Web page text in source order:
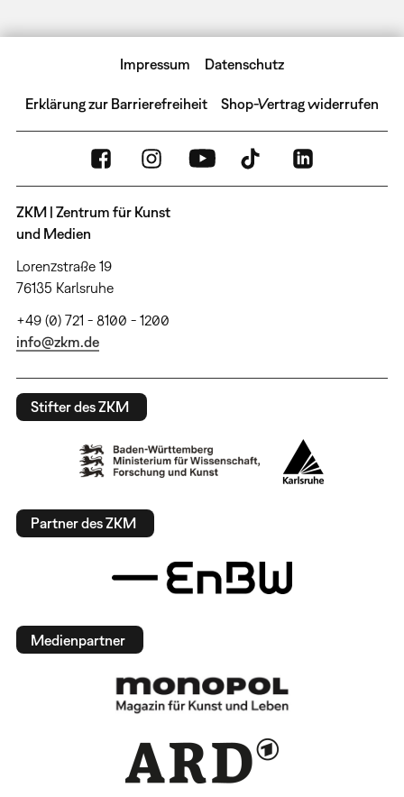
Impressum Datenschutz
Erklärung zur Barrierefreiheit Shop-Vertrag widerrufen
ZKM | Zentrum für Kunst
und Medien
Lorenzstraße 19
76135 Karlsruhe
+49 (0) 721 - 8100 - 1200
info@zkm.de
Stifter des ZKM
Partner des ZKM
Medienpartner